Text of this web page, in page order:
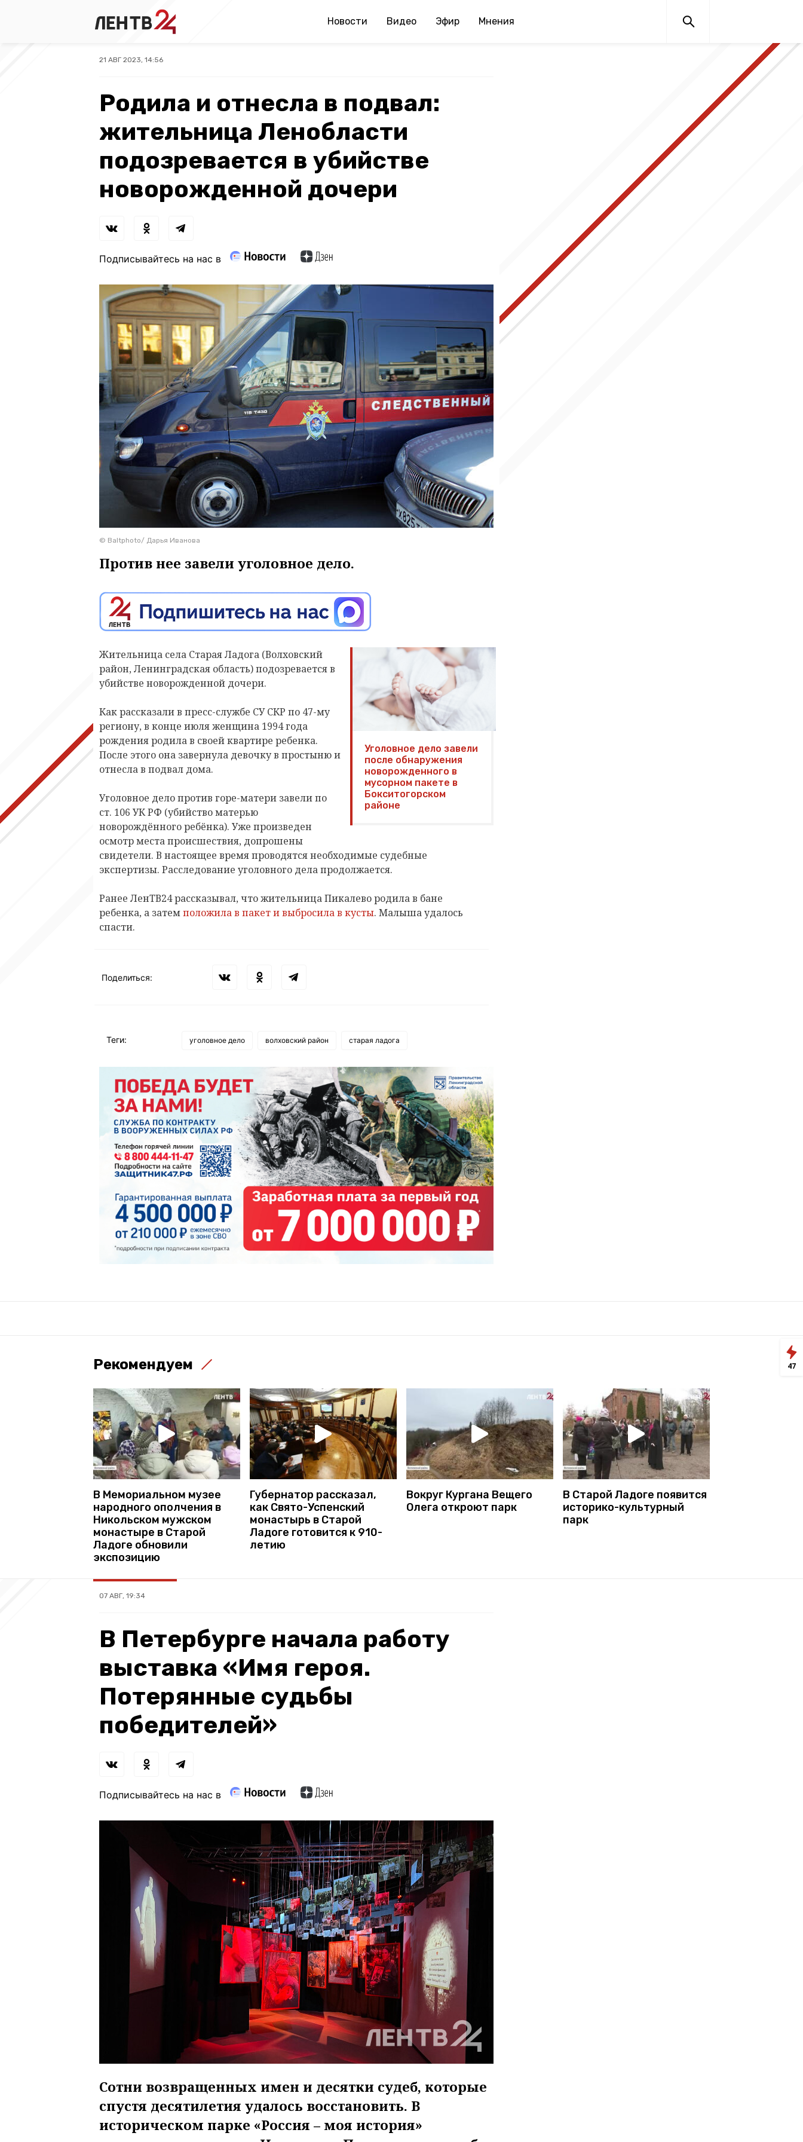
Новости Видео Эфир Мнения
21 АВГ 2023, 14:56
Родила и отнесла в подвал:
жительница Ленобласти
подозревается в убийстве
новорожденной дочери
Подписывайтесь на нас в
© Baltphоto/ Дарья Иванова
Против нее завели уголовное дело.
Уголовное дело завели
после обнаружения
новорожденного в
мусорном пакете в
Бокситогорском
районе
Жительница села Старая Ладога (Волховский
район, Ленинградская область) подозревается в
убийстве новорожденной дочери.
Как рассказали в пресс-службе СУ СКР по 47-му
региону, в конце июля женщина 1994 года
рождения родила в своей квартире ребенка.
После этого она завернула девочку в простыню и
отнесла в подвал дома.
Уголовное дело против горе-матери завели по
ст. 106 УК РФ (убийство матерью
новорождённого ребёнка). Уже произведен
осмотр места происшествия, допрошены
свидетели. В настоящее время проводятся необходимые судебные
экспертизы. Расследование уголовного дела продолжается.
Ранее ЛенТВ24 рассказывал, что жительница Пикалево родила в бане
ребенка, а затемположила в пакет и выбросила в кусты. Малыша удалось
спасти.
Поделиться:
Теги: уголовное дело волховский район старая ладога
Рекомендуем
В Мемориальном музее
народного ополчения в
Никольском мужском
монастыре в Старой
Ладоге обновили
экспозицию
Губернатор рассказал,
как Свято-Успенский
монастырь в Старой
Ладоге готовится к 910-
летию
Вокруг Кургана Вещего
Олега откроют парк
В Старой Ладоге появится
историко-культурный
парк
07 АВГ, 19:34
В Петербурге начала работу
выставка «Имя героя.
Потерянные судьбы
победителей»
Подписывайтесь на нас в
Сотни возвращенных имен и десятки судеб, которые
спустя десятилетия удалось восстановить. В
историческом парке «Россия – моя история»
47